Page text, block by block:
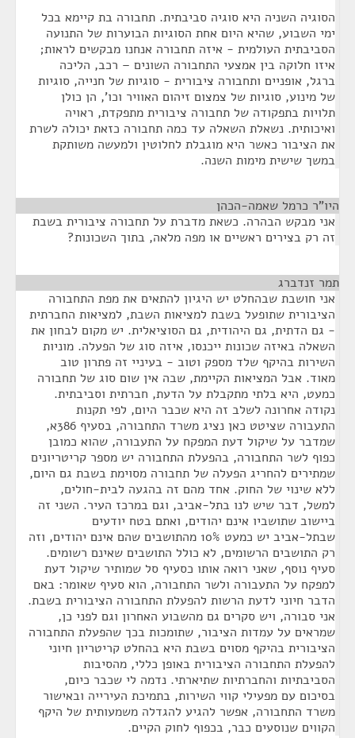
הסוגיה השניה היא סוגיה סביבתית. תחבורה בת קיימא בכל
ימי השבוע, שהיא היום אחת הסוגיות הבוערות של התנועה
הסביבתית העולמית - איזה תחבורה אנחנו מבקשים לראות;
איזו חלוקה בין אמצעי התחבורה השונים – רכב, הליכה
ברגל, אופניים ותחבורה ציבורית - סוגיות של חנייה, סוגיות
של מינוע, סוגיות של צמצום זיהום האוויר וכו', הן כולן
תלויות בתפקודה של תחבורה ציבורית מתפקדת, ראויה
ואיכותית. נשאלת השאלה עד כמה תחבורה כזאת יכולה לשרת
את הציבור כאשר היא מוגבלת לחלוטין ולמעשה משותקת
במשך שישית מימות השנה.
היו"ר כרמל שאמה-הכהן
אני מבקש הבהרה. כשאת מדברת על תחבורה ציבורית בשבת
זה רק בצירים ראשיים או מפה מלאה, בתוך השכונות?
תמר זנדברג
אני חושבת שבהחלט יש היגיון להתאים את מפת התחבורה
הציבורית שתופעל בשבת למציאות השבת, למציאות החברתית
- גם הדתית, גם היהודית, גם הסוציאלית. יש מקום לבחון את
השאלה באיזה שכונות ייכנסו, איזה סוג של הפעלה. מוניות
השירות בהיקף שלד מספק וטוב - בעיניי זה פתרון טוב
מאוד. אבל המציאות הקיימת, שבה אין שום סוג של תחבורה
כמעט, היא בלתי מתקבלת על הדעת, חברתית וסביבתית.
נקודה אחרונה לשלב זה היא שכבר היום, לפי תקנות
התעבורה שציטט כאן נציג משרד התחבורה, בסעיף 386א,
שמדבר על שיקול דעת המפקח על התעבורה, שהוא כמובן
כפוף לשר התחבורה, בהפעלת התחבורה יש מספר קריטריונים
שמתירים להחריג הפעלה של תחבורה מסוימת בשבת גם היום,
ללא שינוי של החוק. אחד מהם זה בהגעה לבית-חולים,
למשל, דבר שיש לנו בתל-אביב, וגם במרכז העיר. השני זה
ביישוב שתושביו אינם יהודים, ואתם בטח יודעים
שבתל-אביב יש כמעט 10% מהתושבים שהם אינם יהודים, וזה
רק התושבים הרשומים, לא כולל התושבים שאינם רשומים.
סעיף נוסף, שאני רואה אותו כסעיף סל שמותיר שיקול דעת
למפקח על התעבורה ולשר התחבורה, הוא סעיף שאומר: באם
הדבר חיוני לדעת הרשות להפעלת התחבורה הציבורית בשבת.
אני סבורה, ויש סקרים גם מהשבוע האחרון וגם לפני כן,
שמראים על עמדות הציבור, שתומכות בכך שהפעלת התחבורה
הציבורית בהיקף מסוים בשבת היא בהחלט קריטריון חיוני
להפעלת התחבורה הציבורית באופן כללי, מהסיבות
הסביבתיות והחברתיות שתיארתי. נדמה לי שכבר כיום,
בסיכום עם מפעילי קווי השירות, בתמיכת העירייה ובאישור
משרד התחבורה, אפשר להגיע להגדלה משמעותית של היקף
הקווים שנוסעים כבר, בכפוף לחוק הקיים.